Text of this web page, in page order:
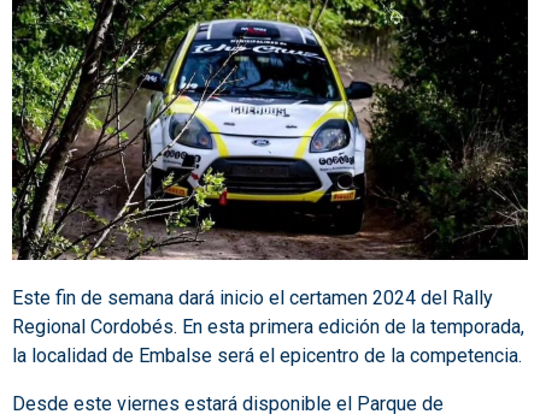
Este fin de semana dará inicio el certamen 2024 del Rally
Regional Cordobés. En esta primera edición de la temporada,
la localidad de Embalse será el epicentro de la competencia.
Desde este viernes estará disponible el Parque de